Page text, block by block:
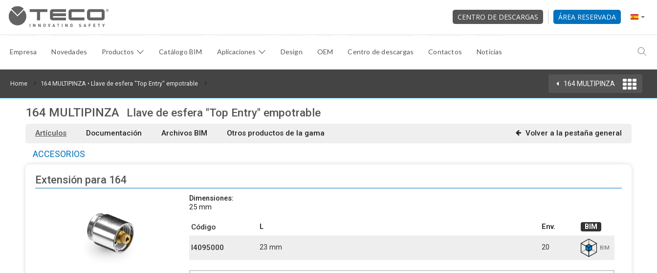
CENTRO DE DESCARGAS ÁREA RESERVADA
Empresa Novedades Productos Catálogo BIM Aplicaciones Design OEM Centro de descargas Contactos Noticias
Home 164 MULTIPINZA • Llave de esfera "Top Entry" empotrable 164 MULTIPINZA
164 MULTIPINZA Llave de esfera "Top Entry" empotrable
Artículos Documentación Archivos BIM Otros productos de la gama Volver a la pestaña general
ACCESORIOS
Extensión para 164
Dimensiones:
25 mm
Código L Env. BIM
I4095000 23 mm 20 BIM